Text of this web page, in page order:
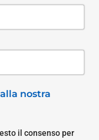
nostra
il consenso per